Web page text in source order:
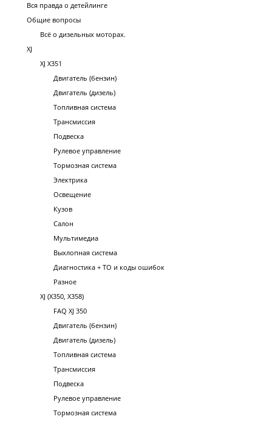
Вся правда о детейлинге
Общие вопросы
Всё о дизельных моторах.
XJ
XJ X351
Двигатель (бензин)
Двигатель (дизель)
Топливная система
Трансмиссия
Подвеска
Рулевое управление
Тормозная система
Электрика
Освещение
Кузов
Салон
Мультимедиа
Выхлопная система
Диагностика + ТО и коды ошибок
Разное
XJ (X350, X358)
FAQ XJ 350
Двигатель (бензин)
Двигатель (дизель)
Топливная система
Трансмиссия
Подвеска
Рулевое управление
Тормозная система